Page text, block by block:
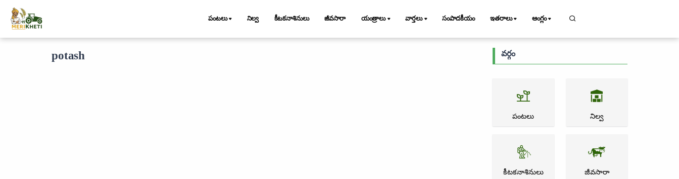
పంటలు నిల్వ కీటకనాశినులు జీవసారా యంత్రాలు వార్తలు సంపాదకీయం ఇతరాలు ఆంగ్లం
potash వర్గం
పంటలు నిల్వ
కీటకనాశినులు జీవసారా